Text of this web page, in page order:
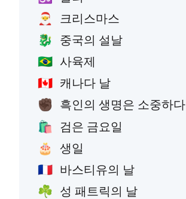
🎅 크리스마스
🐉 중국의 설날
🇧🇷 사육제
🇨🇦 캐나다 날
✊🏿 흑인의 생명은 소중하다
🛍️ 검은 금요일
🎂 생일
🇫🇷 바스티유의 날
☘️ 성 패트릭의 날